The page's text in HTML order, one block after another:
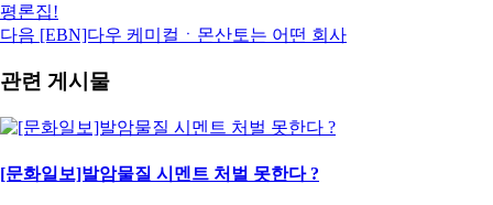
평론집!
다음 [EBN]다우 케미컬ㆍ몬산토는 어떤 회사
관련 게시물
[문화일보]발암물질 시멘트 처벌 못한다 ?